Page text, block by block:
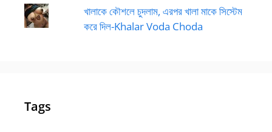
খালাকে কৌশলে চুদলাম, এরপর খালা মাকে সিস্টেম
করে দিল-Khalar Voda Choda
Tags